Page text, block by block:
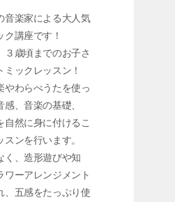
音楽家による大人気
講座です！
３歳頃までのお子さ
ックレッスン！
やわらべうたを使っ
、音楽の基礎、
自然に身に付けるこ
ンを行います。
く、造形遊びや知
ワーアレンジメント
、五感をたっぷり使